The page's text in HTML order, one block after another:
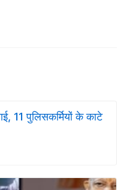
11 पुलिसकर्मियों के काटे